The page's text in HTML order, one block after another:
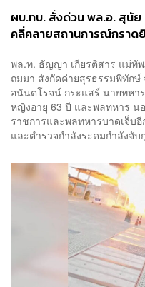
ผบ.ทบ. สั่งด่วน พล.อ. สุนัย
คลี่คลายสถานการณ์กราด
พล.ท. ธัญญา เกียรติสาร แม่ทั
ถมมา สังกัดค่ายสุรธรรมพิทักษ์
อนันตโรจน์ กระแสร์ นายทหา
หญิงอายุ 63 ปี และพลทหาร น
ราชการและพลทหารบาดเจ็บ
และตำรวจกำลังระดมกำลังจั